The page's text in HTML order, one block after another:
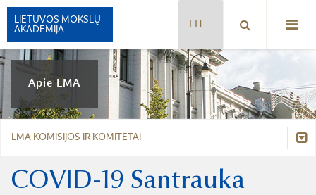
ISTORIJA
APDOVANOJIMAI
LIETUVOS MOKSLŲ
AKADEMIJA
Apie LMA
LMA KOMISIJOS IR KOMITETAI
Istorija
COVID-19 Santrauka